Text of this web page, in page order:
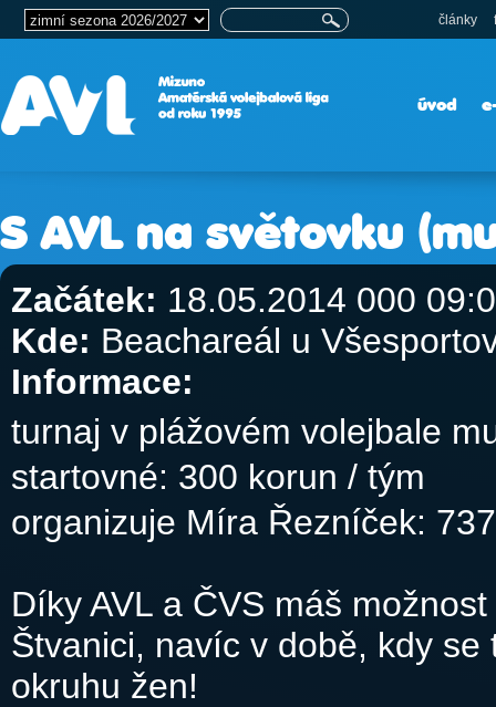
články
úvod
S AVL na světovku
Začátek: 18.05.2014 000
Kde: Beachareál u
Informace:
turnaj v plážovém volejbale
startovné: 300 korun / tým
organizuje Míra Řezníček:
Díky AVL a ČVS máš
Štvanici, navíc v době, kdy
okruhu žen!